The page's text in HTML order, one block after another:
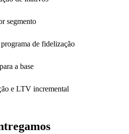
segmento
de fidelização
a base
e LTV incremental